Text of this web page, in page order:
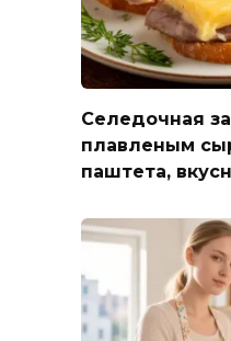
Селедочная
плавленым
паштета,